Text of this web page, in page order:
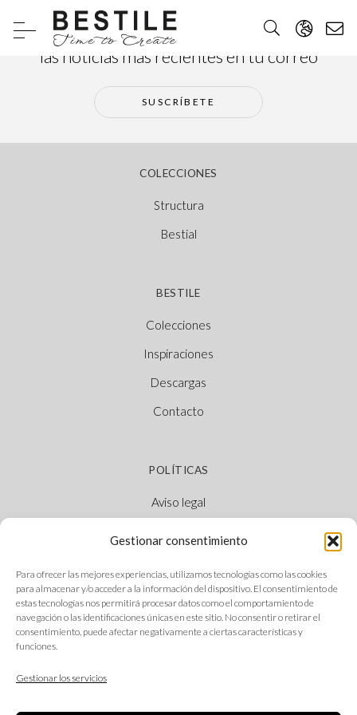
Gestionar consentimiento
Para ofrecer las mejores experiencias, utilizamos tecnologías como las cookies
para almacenar y/o acceder a la información del dispositivo. El consentimiento de
estas tecnologías nos permitirá procesar datos como el comportamiento de
navegación o las identificaciones únicas en este sitio. No consentir o retirar el
consentimiento, puede afectar negativamente a ciertas características y
funciones.
Gestionar los servicios
Suscríbete a nuestra newsletter y recibe
las noticias más recientes en tu correo
SUSCRÍBETE
COLECCIONES
Structura
Bestial
BESTILE
Colecciones
Inspiraciones
Descargas
Contacto
POLÍTICAS
Aviso legal
Canal Ético